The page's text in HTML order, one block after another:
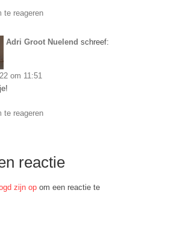
te reageren
Adri Groot Nuelend schreef:
om 11:51
te reageren
reactie
zijn op om een reactie te